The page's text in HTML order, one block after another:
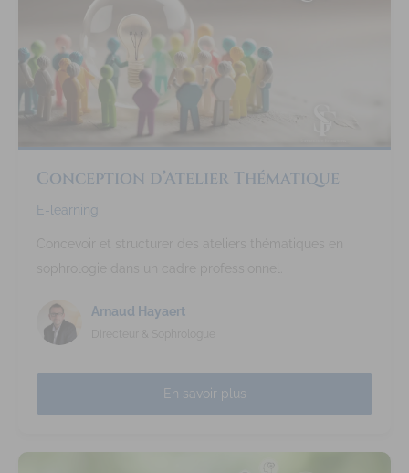
Conception d’Atelier Thématique
E-learning
Arnaud Hayaert
En savoir plus